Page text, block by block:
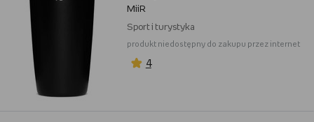
MiiR
Sport i turystyka
produkt niedostępny do zakupu przez internet
4